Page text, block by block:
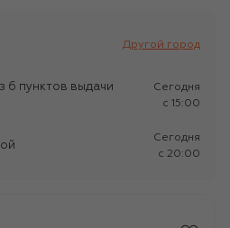
Другой город
6 пунктов выдачи
Сегодня
c 15:00
Сегодня
c 20:00